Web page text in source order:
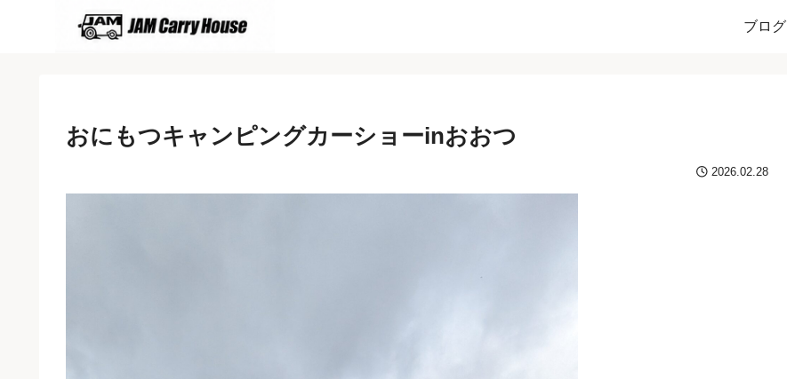
ブログ
おにもつキャンピングカーショーinおおつ
2026.02.28